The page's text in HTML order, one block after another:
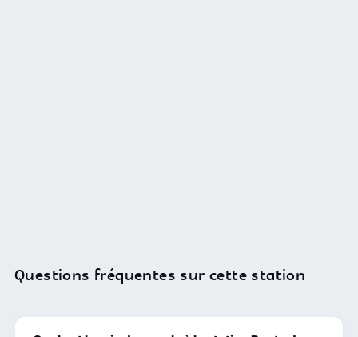
Questions fréquentes sur cette station